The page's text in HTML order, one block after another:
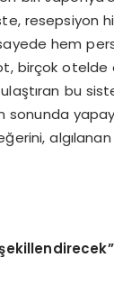
resepsiyon
hem
birçok
bu
sonunda